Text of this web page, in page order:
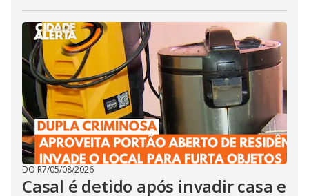
DO R7/05/08/2026
Casal é detido após invadir casa e